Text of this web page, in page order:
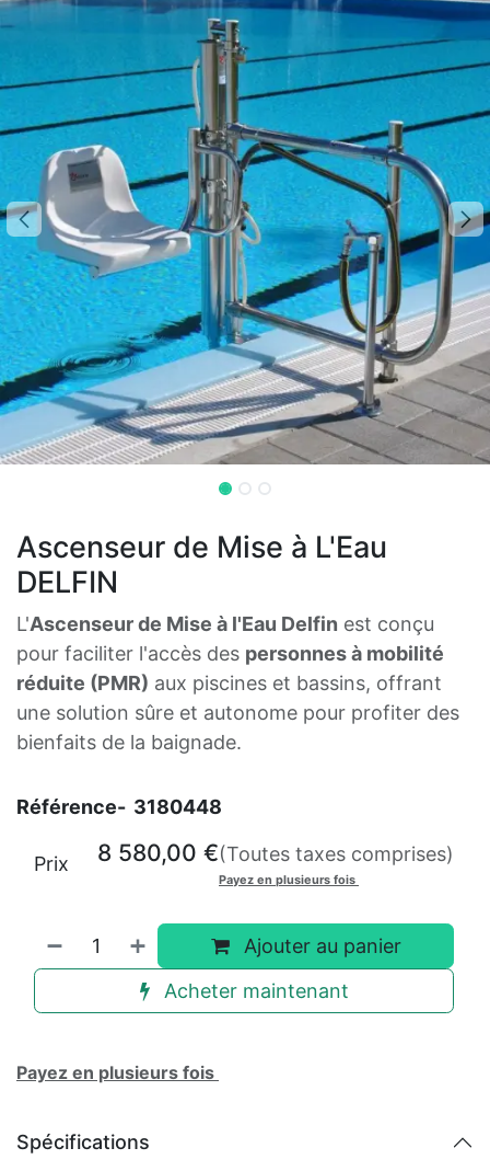
Ascenseur de Mise à L'Eau
DELFIN
L'Ascenseur de Mise à l'Eau Delfin est conçu
pour faciliter l'accès des personnes à mobilité
réduite (PMR) aux piscines et bassins, offrant
une solution sûre et autonome pour profiter des
bienfaits de la baignade.
Référence- 3180448
Ajouter au panier
Acheter maintenant
Prix 8 580,00 €(Toutes taxes comprises)
Payez en plusieurs fois
Payez en plusieurs fois
Spécifications